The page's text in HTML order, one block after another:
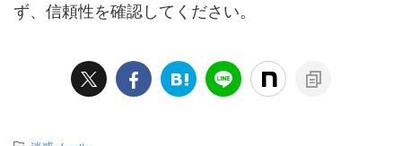
ず、信頼性を確認してください。